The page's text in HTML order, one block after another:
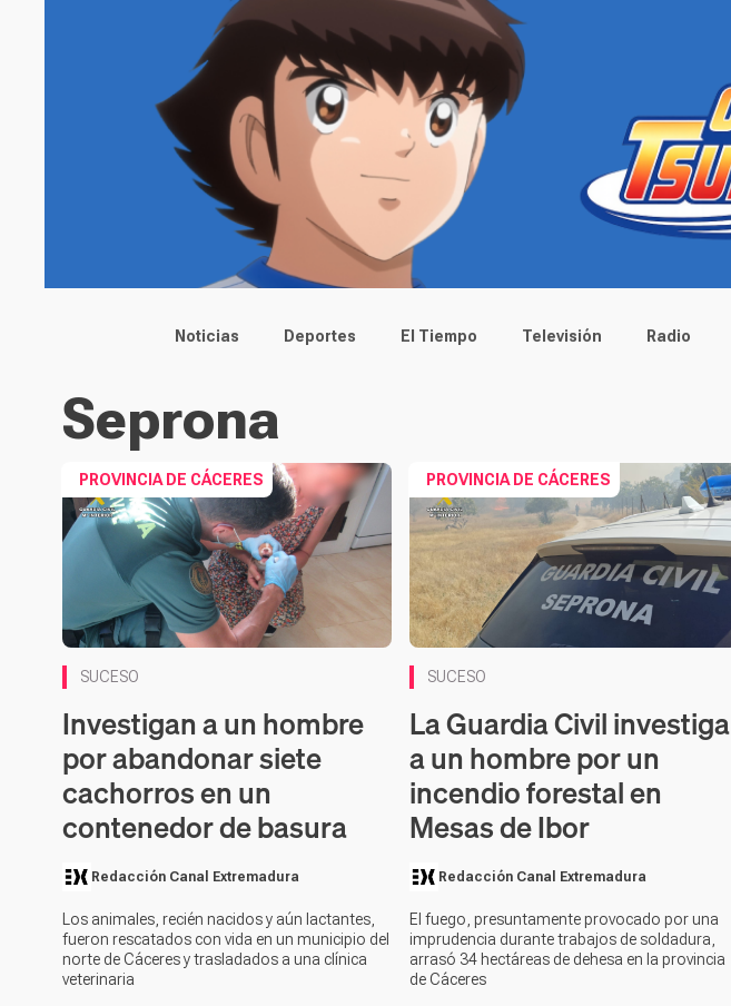
Main menu
Noticias Deportes El Tiempo Televisión Radio
Seprona
PROVINCIA DE CÁCERES
SUCESO
Investigan a un hombre
por abandonar siete
cachorros en un
contenedor de basura
Redacción Canal Extremadura
Los animales, recién nacidos y aún lactantes,
fueron rescatados con vida en un municipio del
norte de Cáceres y trasladados a una clínica
veterinaria
PROVINCIA DE CÁCERES
SUCESO
La Guardia Civil investiga
a un hombre por un
incendio forestal en
Mesas de Ibor
Redacción Canal Extremadura
El fuego, presuntamente provocado por una
imprudencia durante trabajos de soldadura,
arrasó 34 hectáreas de dehesa en la provincia
de Cáceres